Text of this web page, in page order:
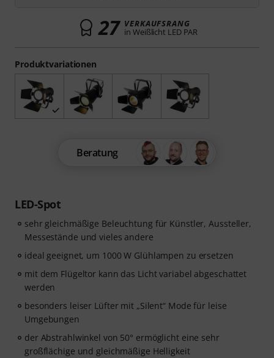
LED-Spot
sehr gleichmäßige Beleuchtung für Künstler, Aussteller,
Messestände und vieles andere
ideal geeignet, um 1000 W Glühlampen zu ersetzen
mit dem Flügeltor kann das Licht variabel abgeschattet
werden
besonders leiser Lüfter mit „Silent“ Mode für leise
Umgebungen
der Abstrahlwinkel von 50° ermöglicht eine sehr
großflächige und gleichmäßige Helligkeit
Produktvariationen
27 VERKAUFSRANG
in Weißlicht LED PAR
Beratung